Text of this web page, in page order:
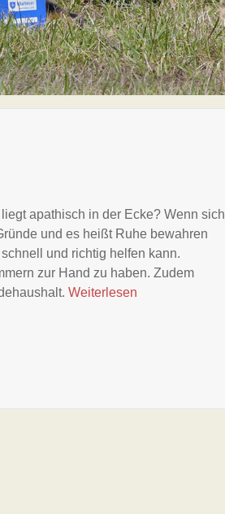
apathisch in der Ecke? Wenn sich
und es heißt Ruhe bewahren
und richtig helfen kann.
zur Hand zu haben. Zudem
Weiterlesen